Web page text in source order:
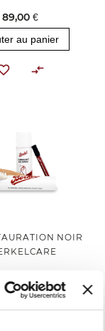
89,00 €
au panier
NOIR
au panier